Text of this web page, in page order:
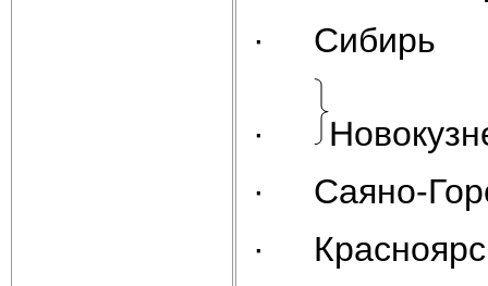
· Сибирь
·
· Саяно-
·